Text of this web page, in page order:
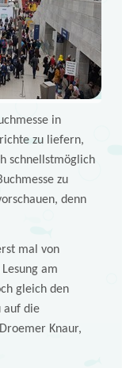
in
zu liefern,
schnellstmöglich
zu
denn
mal von
am
gleich den
auf die
Knaur,